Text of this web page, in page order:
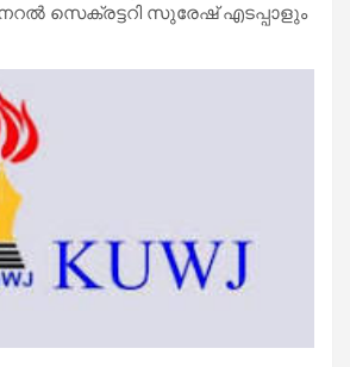
സെക്രട്ടറി സുരേഷ്​ എടപ്പാളും